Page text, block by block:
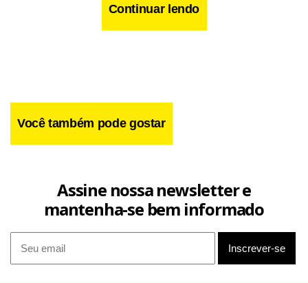
Continuar lendo
Você também pode gostar
Assine nossa newsletter e
mantenha-se bem informado